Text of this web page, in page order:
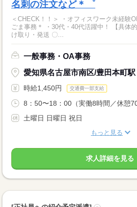
名刺の注文など＊゜
＜CHECK！！＞ ・オフィスワーク未経験
ごま事務＊ ・30代・40代活躍中！ 【具体的には…】 〇郵便物の受
け取り・発送 〇...
一般事務・OA事務
愛知県名古屋市南区/豊田本町駅
時給1,450円 交通費一部支給
8：50〜18：00（実働8時間／休憩
土曜日 日曜日 祝日
もっと見る
求人詳細を見る